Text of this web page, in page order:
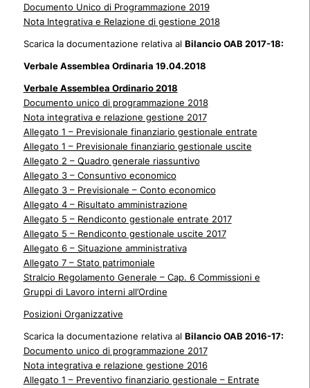
Documento Unico di Programmazione 2019
Nota Integrativa e Relazione di gestione 2018
Scarica la documentazione relativa al Bilancio OAB 2017-18:
Verbale Assemblea Ordinaria 19.04.2018
Verbale Assemblea Ordinario 2018
Documento unico di programmazione 2018
Nota integrativa e relazione gestione 2017
Allegato 1 – Previsionale finanziario gestionale entrate
Allegato 1 – Previsionale finanziario gestionale uscite
Allegato 2 – Quadro generale riassuntivo
Allegato 3 – Consuntivo economico
Allegato 3 – Previsionale – Conto economico
Allegato 4 – Risultato amministrazione
Allegato 5 – Rendiconto gestionale entrate 2017
Allegato 5 – Rendiconto gestionale uscite 2017
Allegato 6 – Situazione amministrativa
Allegato 7 – Stato patrimoniale
Stralcio Regolamento Generale – Cap. 6 Commissioni e
Gruppi di Lavoro interni all’Ordine
Posizioni Organizzative
Scarica la documentazione relativa al Bilancio OAB 2016-17:
Documento unico di programmazione 2017
Nota integrativa e relazione gestione 2016
Allegato 1 – Preventivo finanziario gestionale – Entrate